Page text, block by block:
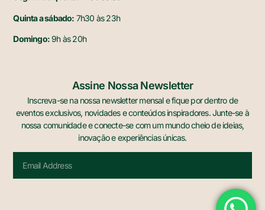
Quinta a sábado: 7h30 às 23h
Domingo:9h às 20h
Assine Nossa Newsletter
Inscreva-se na nossa newsletter mensal e fique por dentro de
eventos exclusivos, novidades e conteúdos inspiradores. Junte-se à
nossa comunidade e conecte-se com um mundo cheio de ideias,
inovação e experiências únicas.